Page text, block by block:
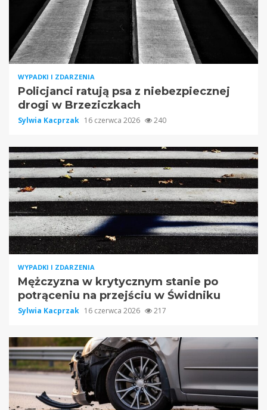
WYPADKI I ZDARZENIA
Policjanci ratują psa z niebezpiecznej
drogi w Brzeziczkach
Sylwia Kacprzak 16 czerwca 2026 240
WYPADKI I ZDARZENIA
Mężczyzna w krytycznym stanie po
potrąceniu na przejściu w Świdniku
Sylwia Kacprzak 16 czerwca 2026 217